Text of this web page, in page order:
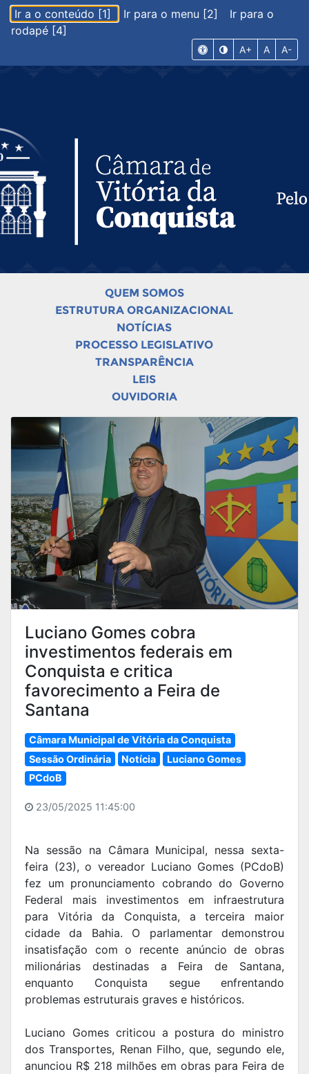
Ir a o conteúdo [1] Ir para o menu [2]
Ir para o
rodapé [4]
A+ A A-
QUEM SOMOS
ESTRUTURA ORGANIZACIONAL
NOTÍCIAS
PROCESSO LEGISLATIVO
TRANSPARÊNCIA
LEIS
OUVIDORIA
Luciano Gomes cobra
investimentos federais em
Conquista e critica
favorecimento a Feira de
Santana
Câmara Municipal de Vitória da Conquista
Sessão Ordinária
Notícia
Luciano Gomes
PCdoB
23/05/2025 11:45:00
Na sessão na Câmara Municipal, nessa sexta-
feira (23), o vereador Luciano Gomes (PCdoB)
fez um pronunciamento cobrando do Governo
Federal mais investimentos em infraestrutura
para Vitória da Conquista, a terceira maior
cidade da Bahia. O parlamentar demonstrou
insatisfação com o recente anúncio de obras
milionárias destinadas a Feira de Santana,
enquanto Conquista segue enfrentando
problemas estruturais graves e históricos.
Luciano Gomes criticou a postura do ministro
dos Transportes, Renan Filho, que, segundo ele,
anunciou R$ 218 milhões em obras para Feira de